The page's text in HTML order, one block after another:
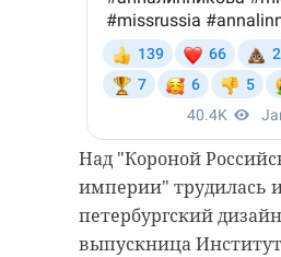
Над "Короной
империи" трудилась
петербургский
выпускница